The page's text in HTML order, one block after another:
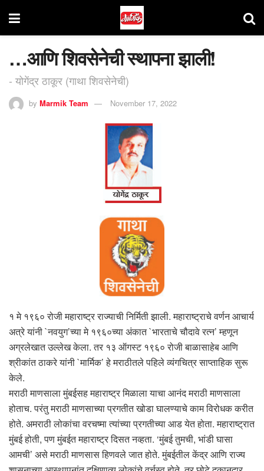
…आणि शिवसेनेची स्थापना झाली!
- योगेंद्र ठाकूर (गाथा शिवसेनेची)
by Marmik Team November 17, 2022
१ मे १९६० रोजी महाराष्ट्र राज्याची निर्मिती झाली. महाराष्ट्राचे वर्णन आचार्य
अत्रे यांनी `नवयुग’च्या मे १९६०च्या अंकात `भारताचे चौदावे रत्न’ म्हणून
अग्रलेखात उल्लेख केला. तर १३ ऑगस्ट १९६० रोजी बाळासाहेब आणि
श्रीकांत ठाकरे यांनी `मार्मिक’ हे मराठीतले पहिले व्यंगचित्र साप्ताहिक सुरू
केले.
मराठी माणसाला मुंबईसह महाराष्ट्र मिळाला याचा आनंद मराठी माणसाला
होताच. परंतु मराठी माणसाच्या प्रगतीत खोडा घालण्याचे काम विरोधक करीत
होते. अमराठी लोकांचा वरचष्मा त्यांच्या प्रगतीच्या आड येत होता. महाराष्ट्रात
मुंबई होती, पण मुंबईत महाराष्ट्र दिसत नव्हता. ‘मुंबई तुमची, भांडी घासा
आमची’ असे मराठी माणसास हिणवले जात होते. मुंबईतील केंद्र आणि राज्य